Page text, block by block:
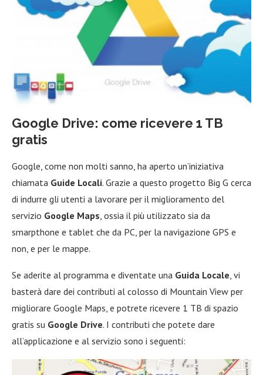
Google Drive: come ricevere 1 TB
gratis
Google, come non molti sanno, ha aperto un’iniziativa
chiamata Guide Locali. Grazie a questo progetto Big G cerca
di indurre gli utenti a lavorare per il miglioramento del
servizio Google Maps , ossia il più utilizzato sia da
smarpthone e tablet che da PC, per la navigazione GPS e
non, e per le mappe.
Se aderite al programma e diventate una Guida Locale , vi
basterà dare dei contributi al colosso di Mountain View per
migliorare Google Maps, e potrete ricevere 1 TB di spazio
gratis su Google Drive. I contributi che potete dare
all’applicazione e al servizio sono i seguenti: